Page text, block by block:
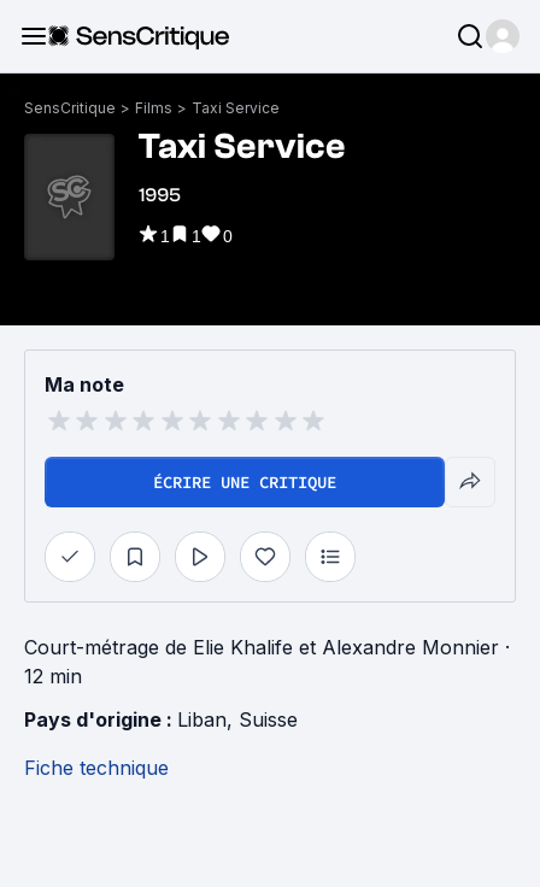
SensCritique > Films > Taxi Service
Taxi Service
1995
1 1 0
Ma note
ÉCRIRE UNE CRITIQUE
Court-métrage de Elie Khalife et Alexandre Monnier ·
12 min
Pays d'origine : Liban, Suisse
Fiche technique